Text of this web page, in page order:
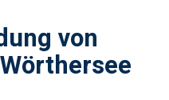
von